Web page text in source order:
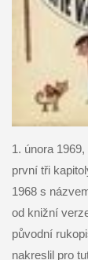
1. února
první tři
1968 s
od knižní
původní
nakreslil pro